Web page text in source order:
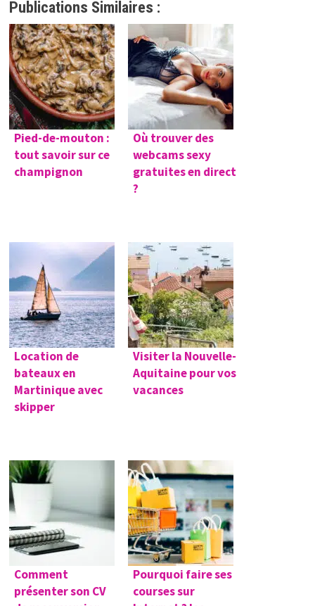
Publications Similaires :
Pied-de-mouton :
tout savoir sur ce
champignon
Où trouver des
webcams sexy
gratuites en direct
?
Location de
bateaux en
Martinique avec
skipper
Visiter la Nouvelle-
Aquitaine pour vos
vacances
Comment
présenter son CV
Pourquoi faire ses
courses sur